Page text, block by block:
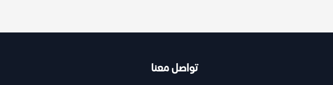
تواصل معنا